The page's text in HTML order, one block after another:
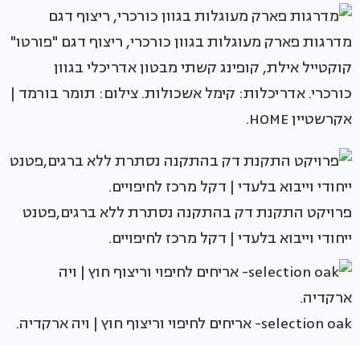
מדרגות פארק מעוגלות בגוון כורכרי, ריצוף דגם "פורטו"
קוקטייל אילת, קופינג קשתי מבטון אדריכלי בגוון
כורכרי. אדריכלות: קימל אשכולות. צילום: תומר בורמד |
אקרשטיין HOME.
פרויקט התקנת דק בהתקנה נסתרת ללא ברגים,פטנט
ייחודי וייבוא בלעדי | דקל מרכז לחיפויים.
selection oak- אריחים לחיפוי וריצוף חוץ | ויה ארקדיה.